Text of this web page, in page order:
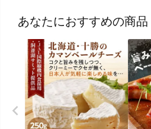
あなたにおすすめの商品